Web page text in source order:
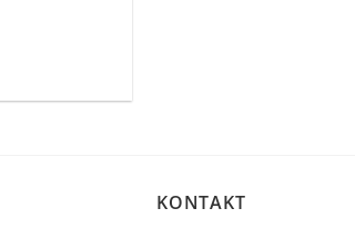
KONTAKT